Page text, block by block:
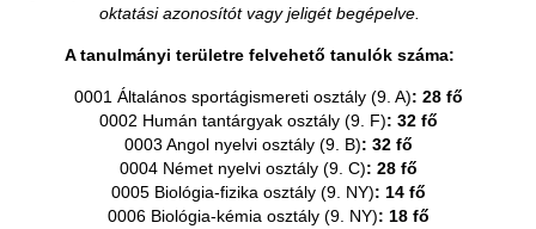
oktatási azonosítót vagy jeligét begépelve.
A tanulmányi területre felvehető tanulók száma:
0001 Általános sportágismereti osztály (9. A): 28 fő
0002 Humán tantárgyak osztály (9. F): 32 fő
0003 Angol nyelvi osztály (9. B): 32 fő
0004 Német nyelvi osztály (9. C): 28 fő
0005 Biológia-fizika osztály (9. NY): 14 fő
0006 Biológia-kémia osztály (9. NY): 18 fő